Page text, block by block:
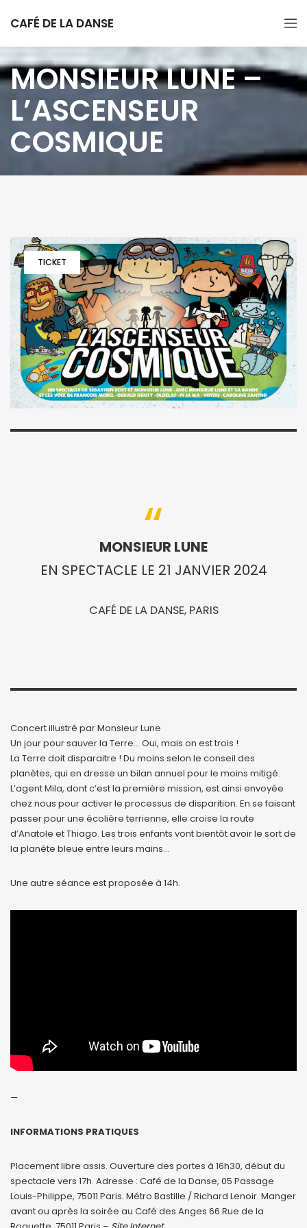
CAFÉ DE LA DANSE
MONSIEUR LUNE –
L’ASCENSEUR
COSMIQUE
TICKET
MONSIEUR LUNE
EN SPECTACLE LE 21 JANVIER 2024
CAFÉ DE LA DANSE, PARIS
Concert illustré par Monsieur Lune
Un jour pour sauver la Terre… Oui, mais on est trois !
La Terre doit disparaitre ! Du moins selon le conseil des
planètes, qui en dresse un bilan annuel pour le moins mitigé.
L’agent Mila, dont c’est la première mission, est ainsi envoyée
chez nous pour activer le processus de disparition. En se faisant
passer pour une écolière terrienne, elle croise la route
d’Anatole et Thiago. Les trois enfants vont bientôt avoir le sort de
la planète bleue entre leurs mains…
Une autre séance est proposée à 14h.
—
INFORMATIONS PRATIQUES
Placement libre assis. Ouverture des portes à 16h30, début du
spectacle vers 17h. Adresse : Café de la Danse, 05 Passage
Louis-Philippe, 75011 Paris. Métro Bastille / Richard Lenoir. Manger
avant ou après la soirée au Café des Anges 66 Rue de la